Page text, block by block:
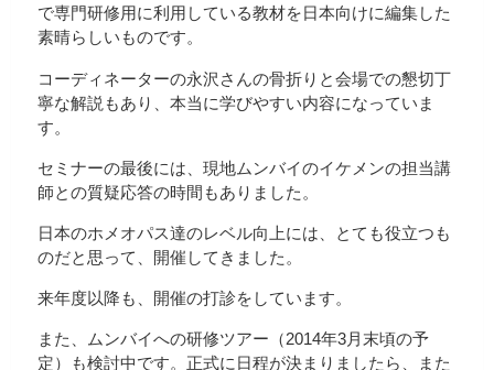
で専門研修用に利用している教材を日本向けに編集した
素晴らしいものです。
コーディネーターの永沢さんの骨折りと会場での懇切丁
寧な解説もあり、本当に学びやすい内容になっていま
す。
セミナーの最後には、現地ムンバイのイケメンの担当講
師との質疑応答の時間もありました。
日本のホメオパス達のレベル向上には、とても役立つも
のだと思って、開催してきました。
来年度以降も、開催の打診をしています。
また、ムンバイへの研修ツアー（2014年3月末頃の予
定）も検討中です。正式に日程が決まりましたら、また